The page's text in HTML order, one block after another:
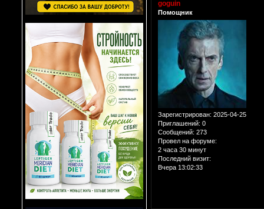
goguin
Помощник
Зарегистрирован: 2025-04-25
Приглашений: 0
Сообщений: 273
Провел на форуме:
2 часа 30 минут
Последний визит:
Вчера 13:02:33